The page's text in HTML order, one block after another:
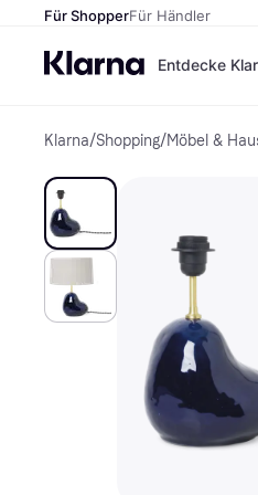
Für ShopperFür Händler
Entdecke
Klarna/Shopping/Möbel &